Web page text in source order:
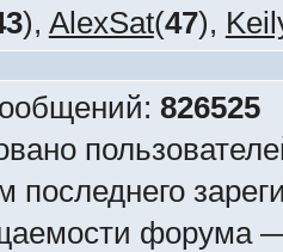
), AlexSat(47),
826525
последнего
форума